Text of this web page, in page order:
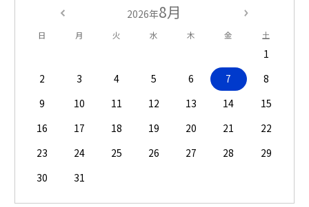
2026年8月
日 月 火 水 木 金 土
1
2
3 4 5 6 7
8
9
10 11 12 13 14
15
16
17 18 19 20 21
22
23
24 25 26 27 28
29
30
31